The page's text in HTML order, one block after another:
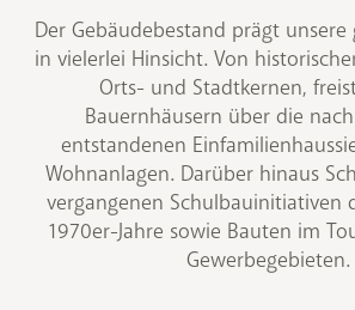
Der Gebäudebestand prägt
in vielerlei Hinsicht. Von
Orts- und Stadt­kernen,
Bauernhäusern über die
entstandenen
Wohnanlagen. Darüber hinaus
vergangenen Schulbauinitiativen
1970er-Jahre sowie Bauten im
Gewerbegebieten.